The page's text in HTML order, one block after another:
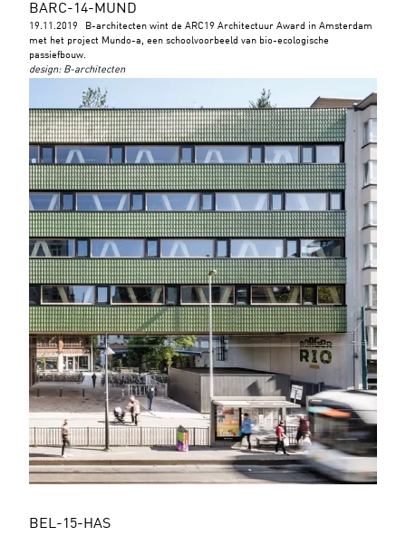
BARC-14-MUND
19.11.2019
B-architecten wint de ARC19 Architectuur Award in Amsterdam
met het project Mundo-a, een schoolvoorbeeld van bio-ecologische
passiefbouw.
design: B-architecten
BEL-15-HAS